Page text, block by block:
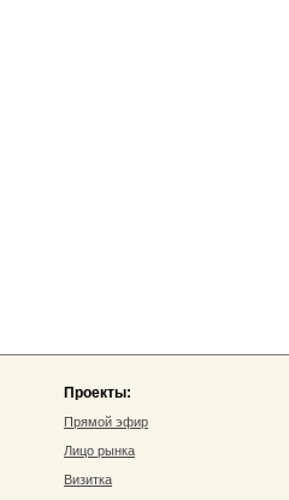
Проекты:
Прямой эфир
Лицо рынка
Визитка